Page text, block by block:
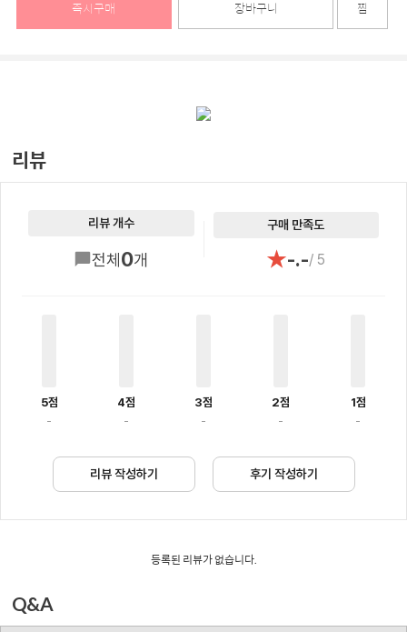
즉시구매 장바구니 찜
리뷰
리뷰 개수
전체0개
구매 만족도
★-.-/ 5
5점
-
4점
-
3점
-
2점
-
1점
-
리뷰 작성하기 후기 작성하기
등록된 리뷰가 없습니다.
Q&A